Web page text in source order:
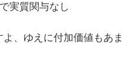
実質関与なし
、ゆえに付加価値もあま